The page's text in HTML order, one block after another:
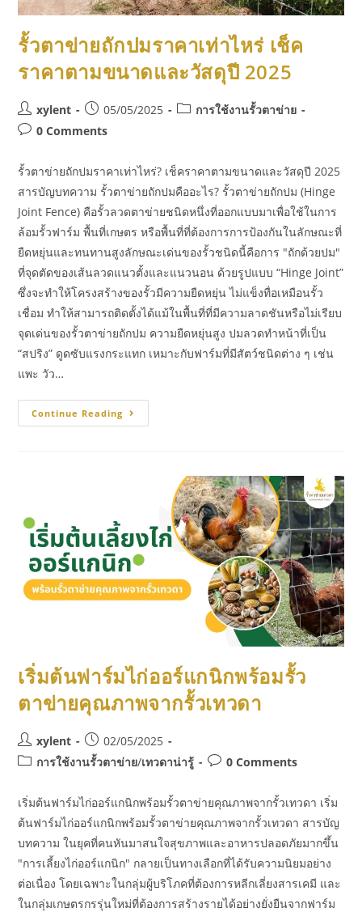
รั้วตาข่ายถักปมราคาเท่าไหร่ เช็ค
ราคาตามขนาดและวัสดุปี 2025
xylent 05/05/2025
การใช้งานรั้วตาข่าย
0 Comments
รั้วตาข่ายถักปมราคาเท่าไหร่? เช็คราคาตามขนาดและวัสดุปี 2025
สารบัญบทความ รั้วตาข่ายถักปมคืออะไร? รั้วตาข่ายถักปม (Hinge
Joint Fence) คือรั้วลวดตาข่ายชนิดหนึ่งที่ออกแบบมาเพื่อใช้ในการ
ล้อมรั้วฟาร์ม พื้นที่เกษตร หรือพื้นที่ที่ต้องการการป้องกันในลักษณะที่
ยืดหยุ่นและทนทานสูงลักษณะเด่นของรั้วชนิดนี้คือการ "ถักด้วยปม"
ที่จุดตัดของเส้นลวดแนวตั้งและแนวนอน ด้วยรูปแบบ “Hinge Joint”
ซึ่งจะทำให้โครงสร้างของรั้วมีความยืดหยุ่น ไม่แข็งทื่อเหมือนรั้ว
เชื่อม ทำให้สามารถติดตั้งได้แม้ในพื้นที่ที่มีความลาดชันหรือไม่เรียบ
จุดเด่นของรั้วตาข่ายถักปม ความยืดหยุ่นสูง ปมลวดทำหน้าที่เป็น
“สปริง” ดูดซับแรงกระแทก เหมาะกับฟาร์มที่มีสัตว์ชนิดต่าง ๆ เช่น
แพะ วัว…
Continue Reading
เริ่มต้นฟาร์มไก่ออร์แกนิกพร้อมรั้ว
ตาข่ายคุณภาพจากรั้วเทวดา
xylent
02/05/2025
การใช้งานรั้วตาข่าย/เทวดาน่ารู้ 0 Comments
เริ่มต้นฟาร์มไก่ออร์แกนิกพร้อมรั้วตาข่ายคุณภาพจากรั้วเทวดา เริ่ม
ต้นฟาร์มไก่ออร์แกนิกพร้อมรั้วตาข่ายคุณภาพจากรั้วเทวดา สารบัญ
บทความ ในยุคที่คนหันมาสนใจสุขภาพและอาหารปลอดภัยมากขึ้น
"การเลี้ยงไก่ออร์แกนิก" กลายเป็นทางเลือกที่ได้รับความนิยมอย่าง
ต่อเนื่อง โดยเฉพาะในกลุ่มผู้บริโภคที่ต้องการหลีกเลี่ยงสารเคมี และ
ในกลุ่มเกษตรกรรุ่นใหม่ที่ต้องการสร้างรายได้อย่างยั่งยืนจากฟาร์ม